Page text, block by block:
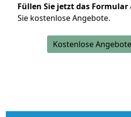
Füllen Sie jetzt das Formular
Sie kostenlose Angebote.
Kostenlose